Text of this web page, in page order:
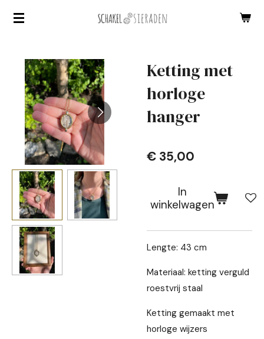
Ga
hoofdinhoud
Ketting met
horloge
hanger
€ 35,00
In
winkelwagen
Lengte: 43 cm
Materiaal: ketting verguld
roestvrij staal
Ketting gemaakt met
horloge wijzers